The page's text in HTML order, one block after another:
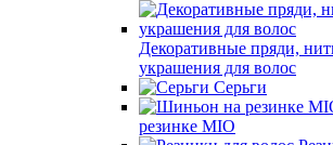
Декоративные пряди,
украшения для волос
Серьги
резинке MIO